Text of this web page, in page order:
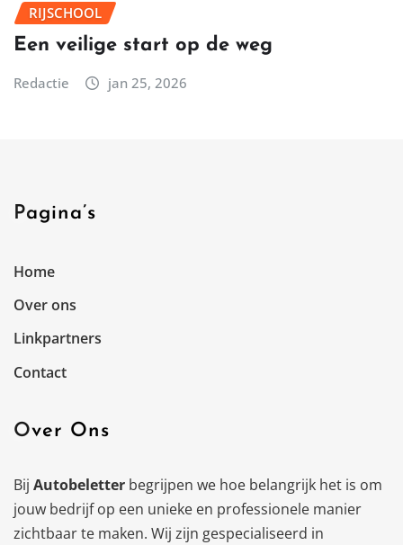
RIJSCHOOL
Een veilige start op de weg
Redactie jan 25, 2026
Pagina’s
Home
Over ons
Linkpartners
Contact
Over Ons
Bij Autobeletter begrijpen we hoe belangrijk het is om
jouw bedrijf op een unieke en professionele manier
zichtbaar te maken. Wij zijn gespecialiseerd in